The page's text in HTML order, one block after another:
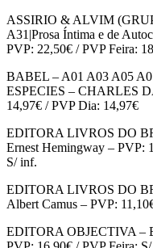
ASSIRIO & ALVIM
A31|Prosa Íntima e de
PVP: 22,50€ / PVP Feira:
BABEL – A01 A03 A05
ESPECIES – CHARLES
14,97€ / PVP Dia: 14,97€
EDITORA LIVROS DO
Ernest Hemingway – PVP:
S/ inf.
EDITORA LIVROS DO
Albert Camus – PVP:
EDITORA OBJECTIVA –